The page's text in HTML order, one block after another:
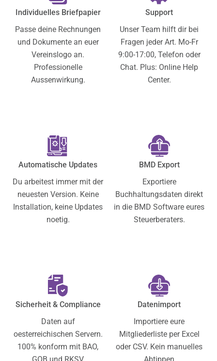
Individuelles Briefpapier
Passe deine Rechnungen
und Dokumente an euer
Vereinslogo an.
Professionelle
Aussenwirkung.
Support
Unser Team hilft dir bei
Fragen jeder Art. Mo-Fr
9:00-17:00, Telefon oder
Chat. Plus: Online Help
Center.
Automatische Updates
Du arbeitest immer mit der
neuesten Version. Keine
Installation, keine Updates
noetig.
BMD Export
Exportiere
Buchhaltungsdaten direkt
in die BMD Software eures
Steuerberaters.
Sicherheit & Compliance
Daten auf
oesterreichischen Servern.
100% konform mit BAO,
GOB und RKSV
Datenimport
Importiere eure
Mitgliederliste per Excel
oder CSV. Kein manuelles
Abtippen